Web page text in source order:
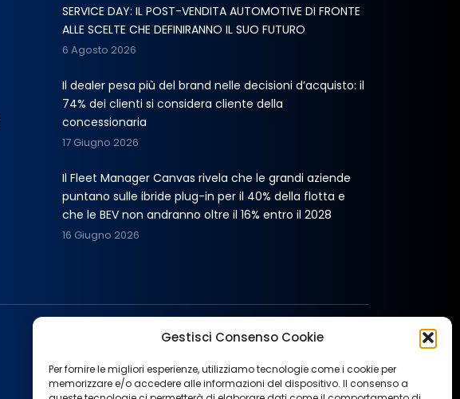
Gestisci Consenso Cookie
Per fornire le migliori esperienze, utilizziamo tecnologie come i cookie per
memorizzare e/o accedere alle informazioni del dispositivo. Il consenso a
SERVICE DAY: IL POST-VENDITA AUTOMOTIVE DI FRONTE
ALLE SCELTE CHE DEFINIRANNO IL SUO FUTURO
6 Agosto 2026
Il dealer pesa più del brand nelle decisioni d’acquisto: il
74% dei clienti si considera cliente della
concessionaria
17 Giugno 2026
Il Fleet Manager Canvas rivela che le grandi aziende
puntano sulle ibride plug-in per il 40% della flotta e
che le BEV non andranno oltre il 16% entro il 2028
16 Giugno 2026